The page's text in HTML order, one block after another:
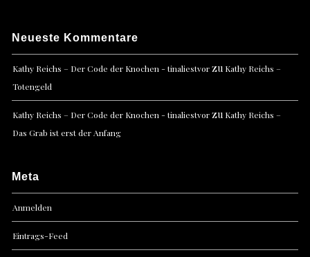
Neueste Kommentare
Kathy Reichs – Der Code der Knochen - tinaliestvorzu Kathy Reichs –
Totengeld
Kathy Reichs – Der Code der Knochen - tinaliestvorzu Kathy Reichs –
Das Grab ist erst der Anfang
Meta
Anmelden
Eintrags-Feed